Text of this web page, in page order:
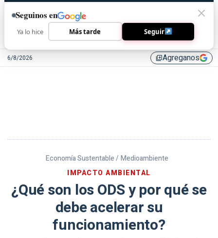
6/8/2026 library_addAgreganos
Economía Sustentable / Medioambiente
IMPACTO AMBIENTAL
¿Qué son los ODS y por qué se
debe acelerar su
funcionamiento?
Seguinos en
Ya lo hice Más tarde Seguir